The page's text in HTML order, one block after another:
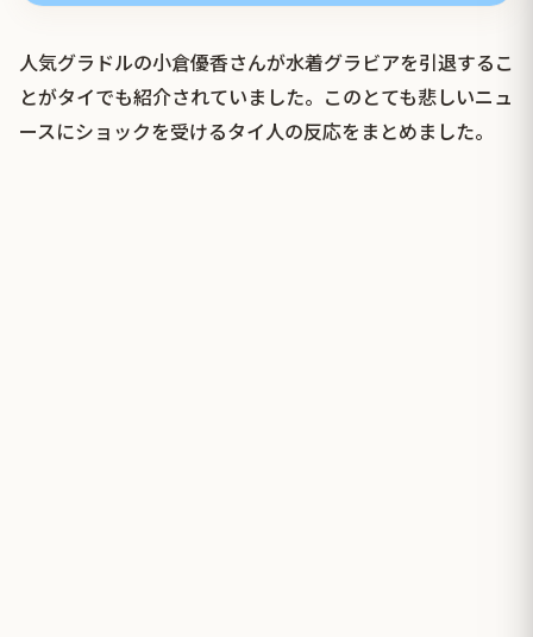
人気グラドルの小倉優香さんが水着グラビアを引退するこ
とがタイでも紹介されていました。このとても悲しいニュ
ースにショックを受けるタイ人の反応をまとめました。